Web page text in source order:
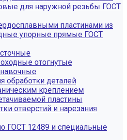
для наружной резьбы ГОСТ
пластинами из
упорные прямые ГОСТ
отогнутые
обработки деталей
креплением
пластины
отверстий и нарезания
ГОСТ 12489 и специальные